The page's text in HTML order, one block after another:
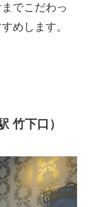
でこだわっ
めします。
竹下口）